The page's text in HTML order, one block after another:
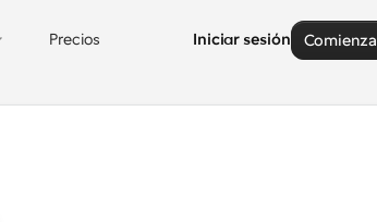
Precios Iniciar sesión Comienza